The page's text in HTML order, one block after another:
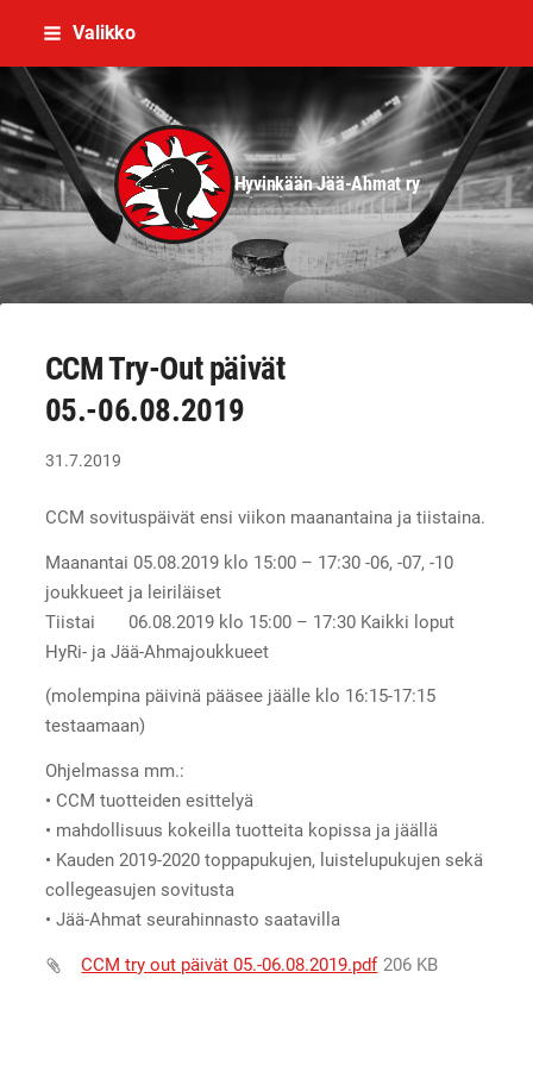
Siirry
sisältöön
Valikko
Hyvinkään Jää-Ahmat ry
CCM Try-Out päivät
05.-06.08.2019
31.7.2019
CCM sovituspäivät ensi viikon maanantaina ja tiistaina.
Maanantai 05.08.2019 klo 15:00 – 17:30 -06, -07, -10
joukkueet ja leiriläiset
Tiistai 06.08.2019 klo 15:00 – 17:30 Kaikki loput
HyRi- ja Jää-Ahmajoukkueet
(molempina päivinä pääsee jäälle klo 16:15-17:15
testaamaan)
Ohjelmassa mm.:
• CCM tuotteiden esittelyä
• mahdollisuus kokeilla tuotteita kopissa ja jäällä
• Kauden 2019-2020 toppapukujen, luistelupukujen sekä
collegeasujen sovitusta
• Jää-Ahmat seurahinnasto saatavilla
CCM try out päivät 05.-06.08.2019.pdf 206 KB